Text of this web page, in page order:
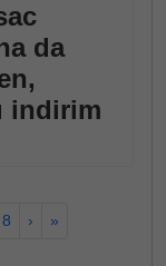
da
indirim
8 › »